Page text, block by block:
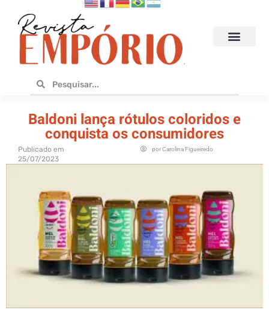
Baldoni lança rótulos coloridos e
conquista os consumidores
Publicado em
25/07/2023
porCarolina Figueiredo